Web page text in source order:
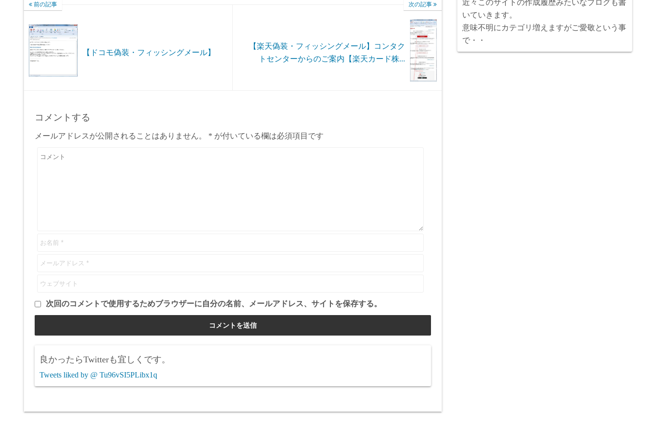
前の記事
【ドコモ偽装・フィッシングメール】
次の記事
【楽天偽装・フィッシングメール】コンタク
トセンターからのご案内【楽天カード株...
コメントする
メールアドレスが公開されることはありません。 * が付いている欄は必須項目です
次回のコメントで使用するためブラウザーに自分の名前、メールアドレス、サイトを保存する。
良かったらTwitterも宜しくです。
Tweets liked by @ Tu96vSI5PLibx1q
近々このサイトの作成履歴みたいなブログも書
いていきます。
意味不明にカテゴリ増えますがご愛敬という事
で・・